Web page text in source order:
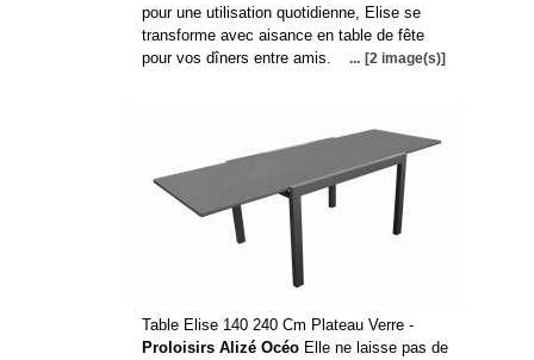
pour une utilisation quotidienne, Elise se
transforme avec aisance en table de fête
pour vos dîners entre amis.
... [2 image(s)]
Table Elise 140 240 Cm Plateau Verre -
Proloisirs Alizé OcéoElle ne laisse pas de